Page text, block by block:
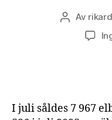
Av rikard
I juli såldes 7 967